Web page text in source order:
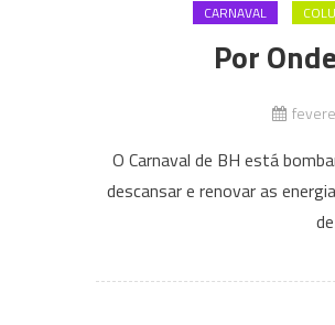
CARNAVAL
Por
O Carnaval de BH está
descansar e renovar as